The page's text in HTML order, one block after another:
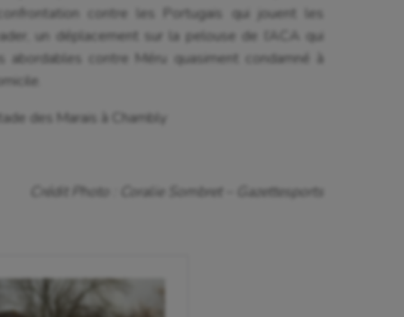
rythmique
Patinage artistique
Pétanque
contre les Portugais qui jouent les
un déplacement sur la pelouse de l’ACA qui
contre Méru quasiment condamné à
des Marais à Chambly
Crédit Photo : Coralie Sombret – Gazettesports